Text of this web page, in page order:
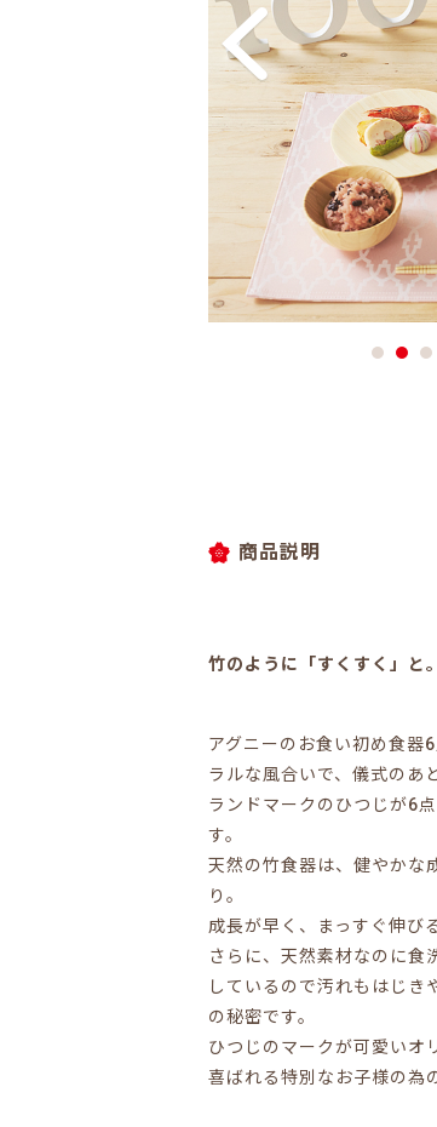
商品説明
竹のように「すくすく」と
アグニーのお食い初め食器
ラルな風合いで、儀式のあ
ランドマークのひつじが6
す。
天然の竹食器は、健やかな
り。
成長が早く、まっすぐ伸び
さらに、天然素材なのに食
しているので汚れもはじき
の秘密です。
ひつじのマークが可愛いオ
喜ばれる特別なお子様の為